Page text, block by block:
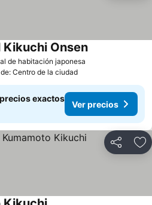
de habitación japonesa
Onsen
Centro de la ciudad
exactos
Ver precios
Compartir